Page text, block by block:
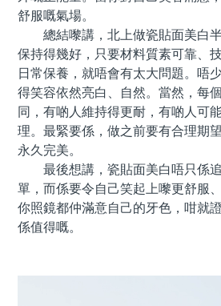
舒服嘅氣場。
總結嚟講，北上做瓷貼面美白半
保持得幾好，只要材料質素可靠、
日常保養，就唔會有太大問題。唔
得笑容依然亮白、自然。當然，每
同，有啲人維持得更耐，有啲人可
理。最緊要係，做之前要有合理期
永久完美。
最後想講，瓷貼面美白唔只係追
單，而係要令自己笑起上嚟更舒服
你照鏡都仲滿意自己的牙色，咁就
係值得嘅。